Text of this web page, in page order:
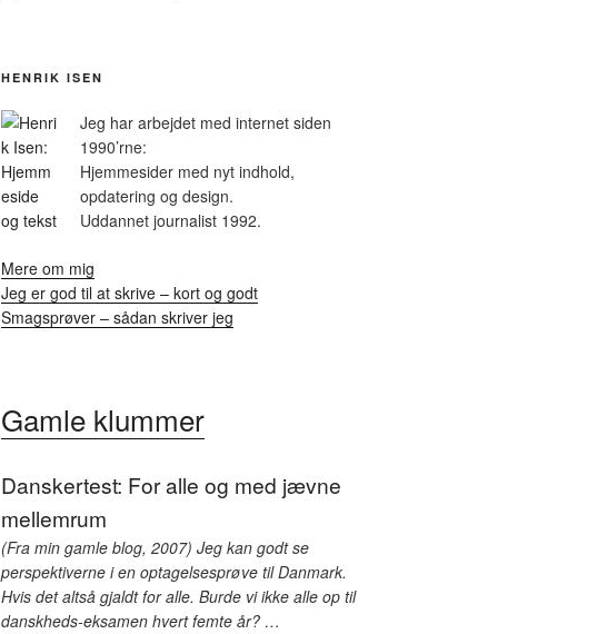
HENRIK ISEN
Jeg har arbejdet med internet siden
1990’rne:
Hjemmesider med nyt indhold,
opdatering og design.
Uddannet journalist 1992.
Mere om mig
Jeg er god til at skrive – kort og godt
Smagsprøver – sådan skriver jeg
Gamle klummer
Danskertest: For alle og med jævne
mellemrum
(Fra min gamle blog, 2007) Jeg kan godt se
perspektiverne i en optagelsesprøve til Danmark.
Hvis det altså gjaldt for alle. Burde vi ikke alle op til
danskheds-eksamen hvert femte år? …